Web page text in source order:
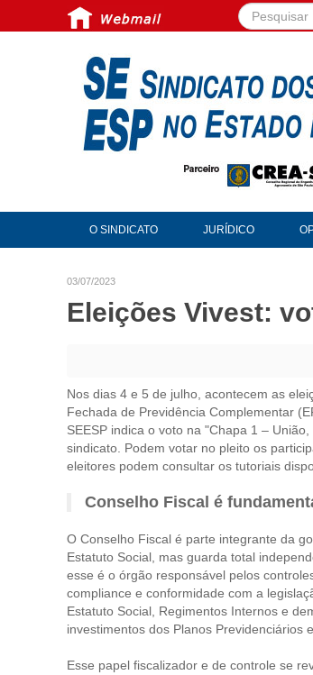
Pesquisar...
O SINDICATO JURÍDICO
03/07/2023
Eleições Vivest:
Nos dias 4 e 5 de julho, acontecem as
Fechada de Previdência Complementar
SEESP indica o voto na "Chapa 1 –
sindicato. Podem votar no pleito os
eleitores podem consultar os tutoriais
Conselho Fiscal é
O Conselho Fiscal é parte integrante da
Estatuto Social, mas guarda total
esse é o órgão responsável pelos
compliance e conformidade com a
Estatuto Social, Regimentos Internos e
investimentos dos Planos Previdenciários
Esse papel fiscalizador e de controle se